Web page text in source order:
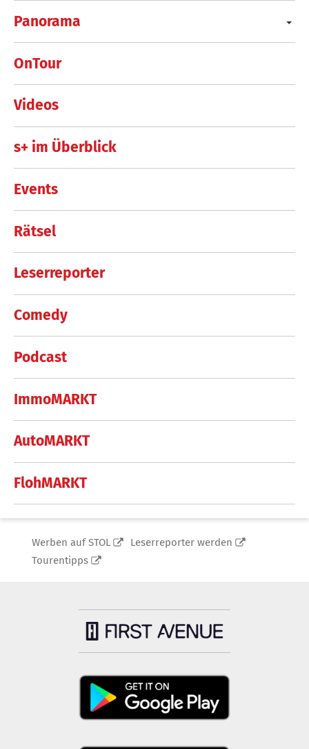
Panorama
OnTour
Videos
s+ im Überblick
Events
Rätsel
Leserreporter
Comedy
Podcast
ImmoMARKT
AutoMARKT
FlohMARKT
Werben auf STOL
Leserreporter werden
Tourentipps